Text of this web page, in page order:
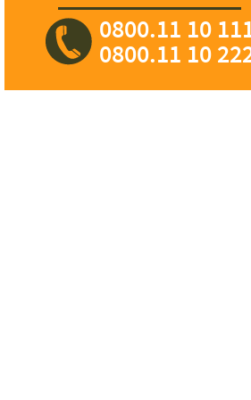
0800.11 10
0800.11 10